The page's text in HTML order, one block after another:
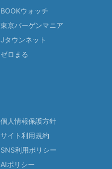
BOOKウォッチ
東京バーゲンマニア
Jタウンネット
ゼロまる
個人情報保護方針
サイト利用規約
SNS利用ポリシー
AIポリシー